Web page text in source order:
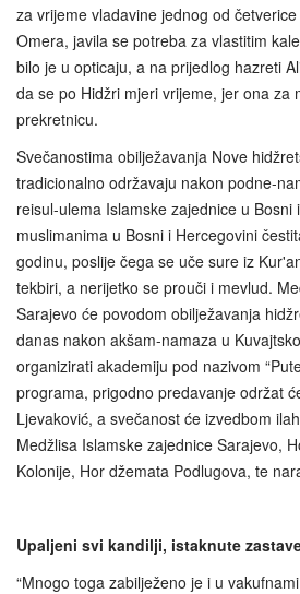
za vrijeme vladavine jednog od
Omera, javila se potreba za vlastitim
bilo je u opticaju, a na prijedlog hazreti
da se po Hidžri mjeri vrijeme, jer ona za
prekretnicu.
Svečanostima obilježavanja Nove
tradicionalno održavaju nakon podne-
reisul-ulema Islamske zajednice u Bosni
muslimanima u Bosni i Hercegovini
godinu, poslije čega se uče sure iz
tekbiri, a nerijetko se prouči i mevlud.
Sarajevo će povodom obilježavanja
danas nakon akšam-namaza u
organizirati akademiju pod nazivom
programa, prigodno predavanje održat
Ljevaković, a svečanost će izvedbom
Medžlisa Islamske zajednice Sarajevo,
Kolonije, Hor džemata Podlugova, te
Upaljeni svi kandilji, istaknute
“Mnogo toga zabilježeno je i u